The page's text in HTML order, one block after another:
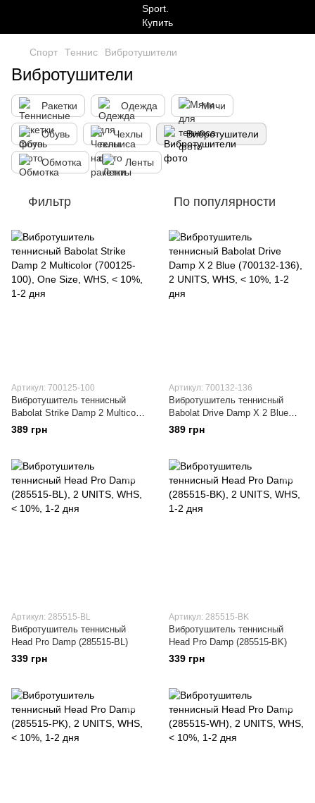
Спорт Теннис Вибротушители
Вибротушители
Ракетки Одежда Мячи
Обувь Чехлы Вибротушители
Обмотка Ленты
Фильтр По популярности
Артикул: 700125-100
Вибротушитель теннисный
Babolat Strike Damp 2 Multicolor
(700125-100)
389 грн
Артикул: 700132-136
Вибротушитель теннисный
Babolat Drive Damp X 2 Blue
(700132-136)
389 грн
Артикул: 285515-BL
Вибротушитель теннисный
Head Pro Damp (285515-BL)
339 грн
Артикул: 285515-BK
Вибротушитель теннисный
Head Pro Damp (285515-BK)
339 грн